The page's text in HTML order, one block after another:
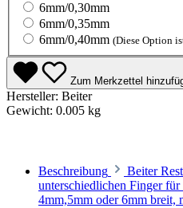
6mm/0,30mm
6mm/0,35mm
6mm/0,40mm (Diese Option
Zum Merkzettel
Hersteller: Beiter
Gewicht: 0.005 kg
Beschreibung
Beiter
unterschiedlichen Finger
4mm,5mm oder 6mm